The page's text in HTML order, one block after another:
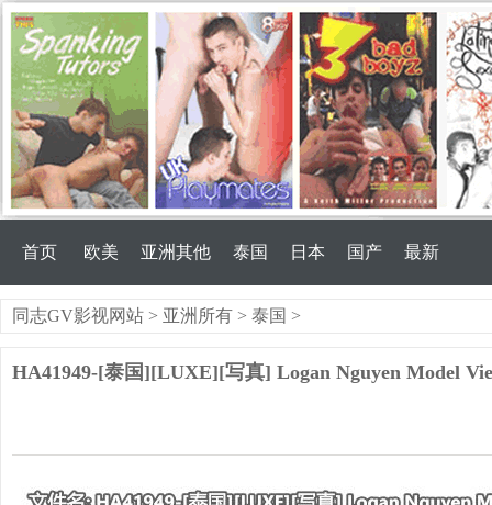
首页 欧美 亚洲其他 泰国 日本 国产 最新
同志GV影视网站 > 亚洲所有 > 泰国 >
HA41949-[泰国][LUXE][写真] Logan Nguyen Model